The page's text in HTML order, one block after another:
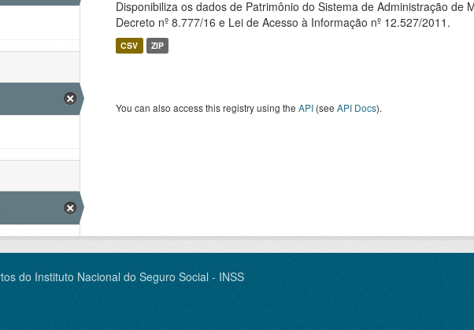
Disponibiliza os dados de Patrimônio do Sistema de Administração de
Decreto nº 8.777/16 e Lei de Acesso à Informação nº 12.527/2011.
CSV ZIP
You can also access this registry using the API (see API Docs).
do Instituto Nacional do Seguro Social - INSS